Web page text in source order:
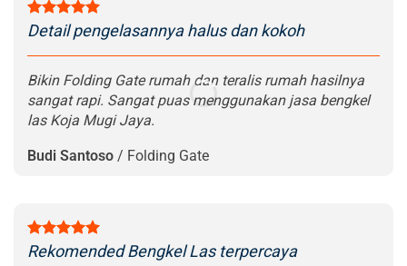
Detail pengelasannya halus dan kokoh
Bikin Folding Gate rumah dan teralis rumah hasilnya
sangat rapi. Sangat puas menggunakan jasa bengkel
las Koja Mugi Jaya.
Budi Santoso / Folding Gate
Rekomended Bengkel Las terpercaya